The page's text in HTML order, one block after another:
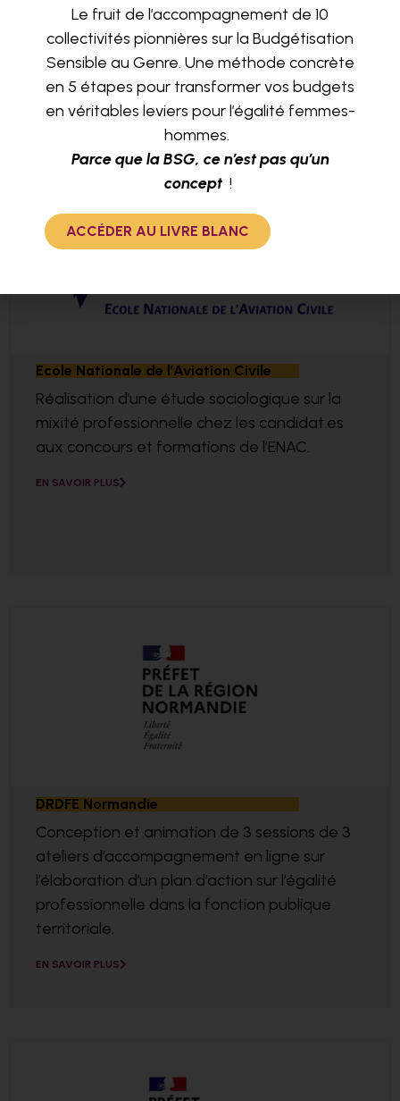
Ecole Nationale de l’Aviation Civile
Réalisation d’une étude sociologique sur la
mixité professionnelle chez les candidat.es
aux concours et formations de l’ENAC.
EN SAVOIR PLUS
DRDFE Normandie
Conception et animation de 3 sessions de 3
ateliers d’accompagnement en ligne sur
l’élaboration d’un plan d’action sur l’égalité
professionnelle dans la fonction publique
territoriale.
EN SAVOIR PLUS
Le fruit de l’accompagnement de 10
collectivités pionnières sur la Budgétisation
Sensible au Genre. Une méthode concrète
en 5 étapes pour transformer vos budgets
en véritables leviers pour l’égalité femmes-
hommes.
Parce que la BSG, ce n’est pas qu’un
concept!
ACCÉDER AU LIVRE BLANC